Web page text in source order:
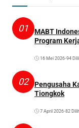
01
MABT
Program
16 Mei 2026•94
02
Pengusaha
Tiongkok
7 April 2026•82